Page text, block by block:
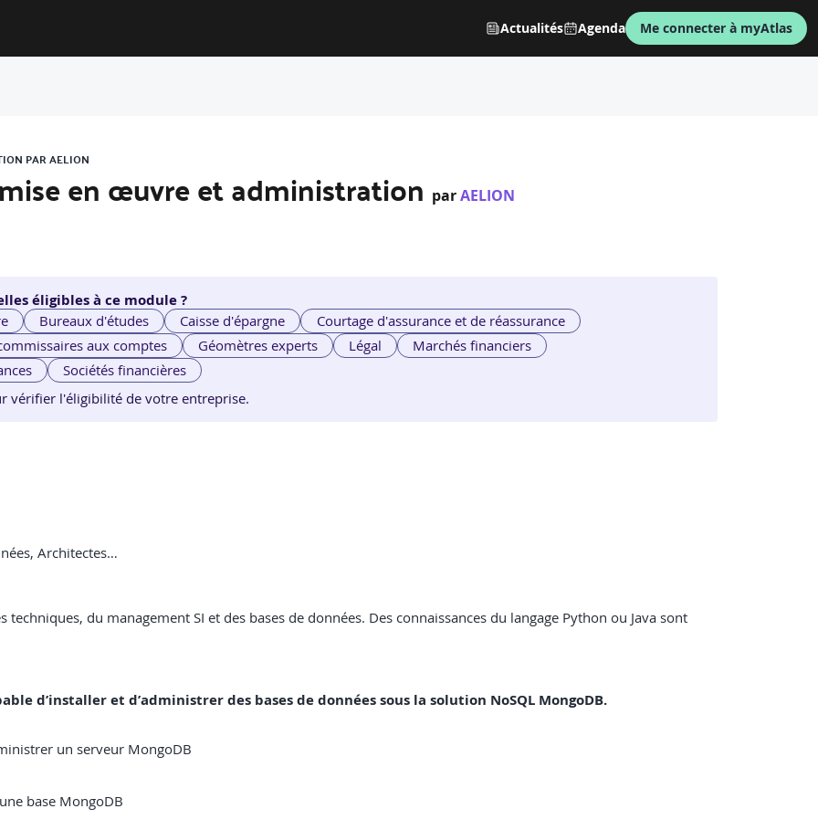
Actualités Agenda Me connecter à myAtlas
PAR AELION
en œuvre et administration parAELION
éligibles à ce module ?
Bureaux d'études Caisse d'épargne
Courtage d'assurance et de réassurance
aux comptes Géomètres experts Légal
Marchés financiers
Sociétés financières
vérifier l'éligibilité de votre entreprise.
Architectes…
du management SI et des bases de données. Des connaissances du langage Python ou Java sont
d’installer et d’administrer des bases de données sous la solution NoSQL MongoDB.
un serveur MongoDB
base MongoDB